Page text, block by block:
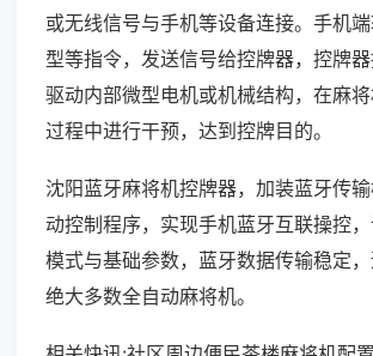
或无线信号与手机等设备连接。手机
型等指令，发送信号给控牌器，控牌
驱动内部微型电机或机械结构，在麻
过程中进行干预，达到控牌目的。
沈阳蓝牙麻将机控牌器，加装蓝牙传
动控制程序，实现手机蓝牙互联操控
模式与基础参数，蓝牙数据传输稳定
绝大多数全自动麻将机。